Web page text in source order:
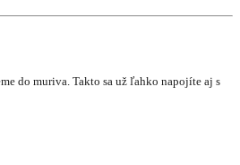
do muriva. Takto sa už ľahko napojíte aj s